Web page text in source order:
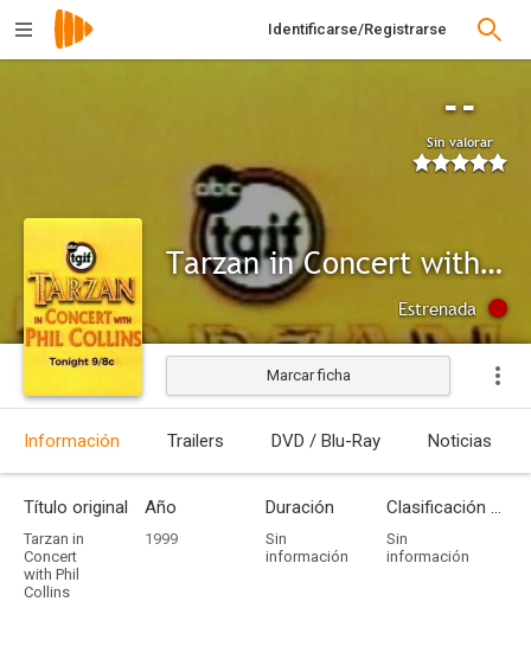
Identificarse/Registrarse
--
Sin valorar
Tarzan in Concert with Phil Collins
Estrenada
Marcar ficha
Información Trailers DVD / Blu-Ray Noticias
Título original
Tarzan in
Concert
with Phil
Collins
Año
1999
Duración
Sin
información
Clasificación por edades
Sin
información